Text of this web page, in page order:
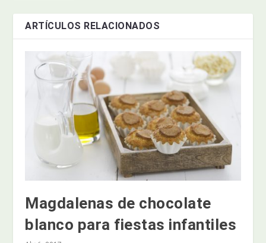
ARTÍCULOS RELACIONADOS
Magdalenas de chocolate
blanco para fiestas infantiles